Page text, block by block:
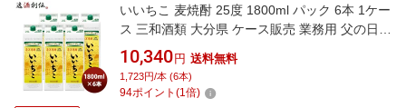
いいちこ 麦焼酎 25度 1800ml パック 6本 1ケー
ス 三和酒類 大分県 ケース販売 業務用 父の日
お中元 夏ギフト 暑中見舞い
10,340 円 送料無料
1,723円/本 (6本)
94ポイント (1倍)